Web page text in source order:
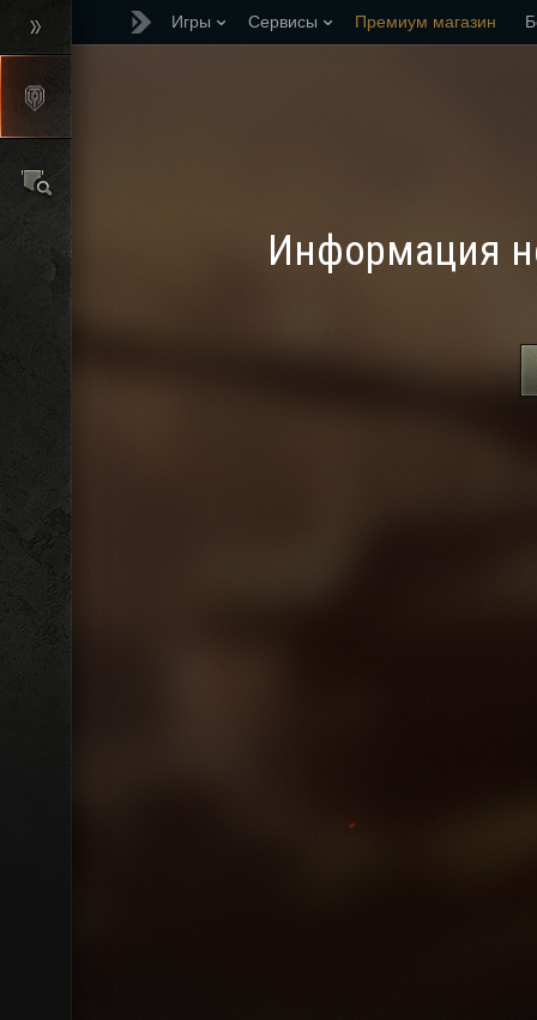
Игры Сервисы Премиум магазин
Информация